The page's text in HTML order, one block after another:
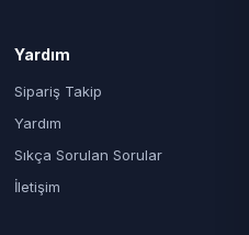
Yardım
Sipariş Takip
Yardım
Sıkça Sorulan Sorular
İletişim